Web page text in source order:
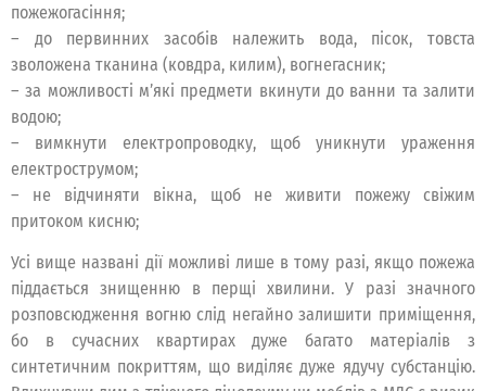
пожежогасіння;
– до первинних засобів належить вода, пісок, товста
зволожена тканина (ковдра, килим), вогнегасник;
– за можливості м’які предмети вкинути до ванни та залити
водою;
– вимкнути електропроводку, щоб уникнути ураження
електрострумом;
– не відчиняти вікна, щоб не живити пожежу свіжим
притоком кисню;
Усі вище названі дії можливі лише в тому разі, якщо пожежа
піддається знищенню в перщі хвилини. У разі значного
розповсюдження вогню слід негайно залишити приміщення,
бо в сучасних квартирах дуже багато матеріалів з
синтетичним покриттям, що виділяє дуже ядучу субстанцію.